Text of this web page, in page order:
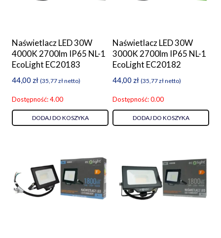
Naświetlacz LED 30W
4000K 2700lm IP65 NL-1
EcoLight EC20183
44,00 zł (35,77złnetto)
Dostępność: 4.00
DODAJ DO KOSZYKA
Naświetlacz LED 30W
3000K 2700lm IP65 NL-1
EcoLight EC20182
44,00 zł (35,77złnetto)
Dostępność: 0.00
DODAJ DO KOSZYKA